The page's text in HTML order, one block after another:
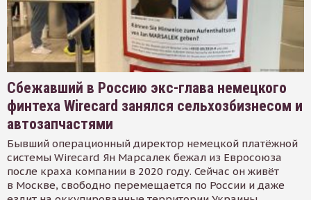
Сбежавший в Россию экс-глава немецкого
финтеха Wirecard занялся сельхозбизнесом и
автозапчастями
Бывший операционный директор немецкой платёжной
системы Wirecard Ян Марсалек бежал из Евросоюза
после краха компании в 2020 году. Сейчас он живёт
в Москве, свободно перемещается по России и даже